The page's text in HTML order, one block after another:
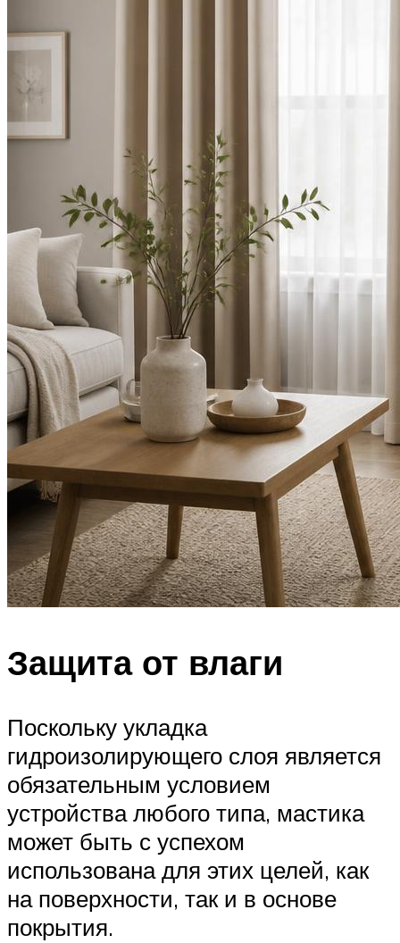
Защита от влаги
Поскольку укладка
гидроизолирующего слоя является
обязательным условием
устройства любого типа, мастика
может быть с успехом
использована для этих целей, как
на поверхности, так и в основе
покрытия.